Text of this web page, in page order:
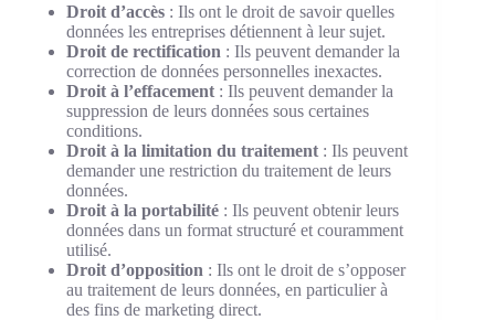
Droit d’accès : Ils ont le droit de savoir quelles
données les entreprises détiennent à leur sujet.
Droit de rectification : Ils peuvent demander la
correction de données personnelles inexactes.
Droit à l’effacement : Ils peuvent demander la
suppression de leurs données sous certaines
conditions.
Droit à la limitation du traitement : Ils peuvent
demander une restriction du traitement de leurs
données.
Droit à la portabilité : Ils peuvent obtenir leurs
données dans un format structuré et couramment
utilisé.
Droit d’opposition : Ils ont le droit de s’opposer
au traitement de leurs données, en particulier à
des fins de marketing direct.